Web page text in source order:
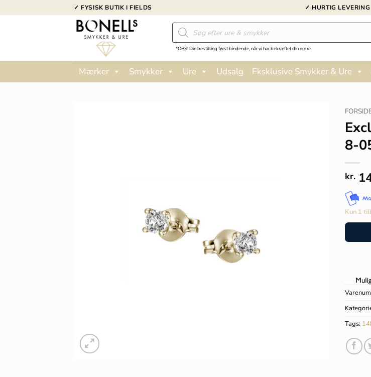
til
✓ FYSISK BUTIK I FIELDS ✓ HURTIG LEVERING
Products
search
*OBS! Din bestilling først bindende, når vi har bekræftet din ordre.
Mærker Smykker Ure Udsalg Eksklusive Smykker & Ure
8-
kr.
Kun 1
Tags: